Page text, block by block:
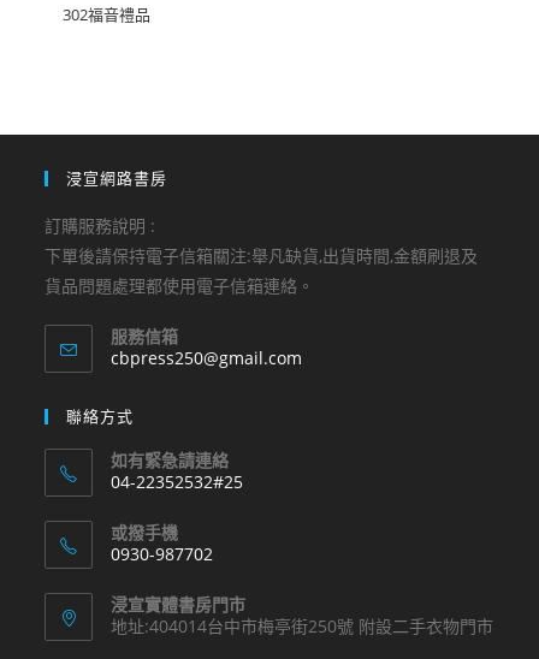
302福音禮品
浸宣網路書房
訂購服務說明 :
下單後請保持電子信箱關注:舉凡缺貨,出貨時間,金額刷退及
貨品問題處理都使用電子信箱連絡。
服務信箱
cbpress250@gmail.com
聯絡方式
如有緊急請連絡
04-22352532#25
in
your
application
或撥手機
0930-987702
in
your
浸宣實體書房門市
地址:404014台中市梅亭街250號 附設二手衣物門市